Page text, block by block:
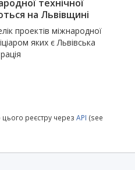
технічної
на Львівщині
проектів міжнародної
яких є Львівська
реєстру через API (see